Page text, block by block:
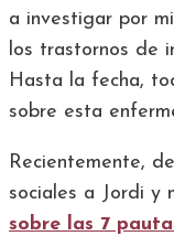
a investigar por
los trastornos de
Hasta la fecha,
sobre esta
Recientemente,
sociales a Jordi y
sobre las 7